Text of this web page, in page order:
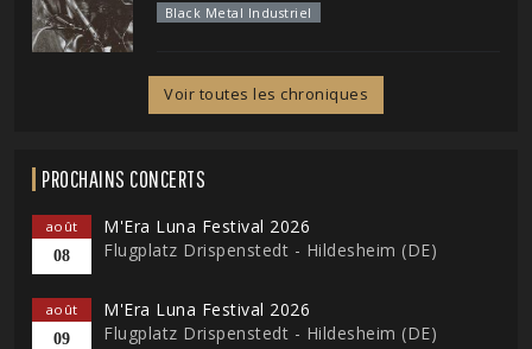
Black Metal Industriel
Voir toutes les chroniques
PROCHAINS CONCERTS
août
08
M'Era Luna Festival 2026
Flugplatz Drispenstedt - Hildesheim (DE)
août
09
M'Era Luna Festival 2026
Flugplatz Drispenstedt - Hildesheim (DE)